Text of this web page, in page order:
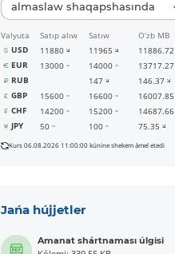
almaslaw shaqapshasında
Valyuta Satıp alıw Satıw
O‘zb MB
USD
11880 11965
11886.72
EUR
13000 14000
13717.27
RUB
147
146.37
GBP
15600 16600
16007.85
CHF
14200 15200
14687.66
JPY
50 100 75.35
Kurs 06.08.2026 11:00:00 kúnine shekem ámel etedi
Jańa hújjetler
Amanat shártnaması úlgisi